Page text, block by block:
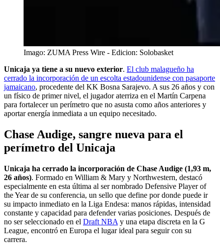
Imago: ZUMA Press Wire - Edicion: Solobasket
Unicaja ya tiene a su nuevo exterior. El club malagueño ha
cerrado la incorporación de un escolta estadounidense con pasaporte
jamaicano, procedente del KK Bosna Sarajevo. A sus 26 años y con
un físico de primer nivel, el jugador aterriza en el Martín Carpena
para fortalecer un perímetro que no asusta como años anteriores y
aportar energía inmediata a un equipo necesitado.
Chase Audige, sangre nueva para el
perímetro del Unicaja
Unicaja ha cerrado la incorporación de Chase Audige (1,93 m,
26 años). Formado en William & Mary y Northwestern, destacó
especialmente en esta última al ser nombrado Defensive Player of
the Year de su conferencia, un sello que define por donde puede ir
su impacto inmediato en la Liga Endesa: manos rápidas, intensidad
constante y capacidad para defender varias posiciones. Después de
no ser seleccionado en el Draft NBA y una etapa discreta en la G
League, encontró en Europa el lugar ideal para seguir con su
carrera.